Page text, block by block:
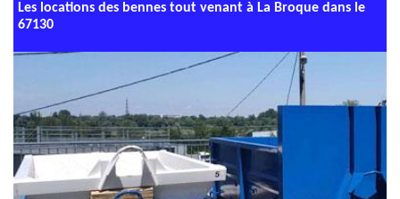
Les locations des bennes tout venant à La Broque dans le
67130